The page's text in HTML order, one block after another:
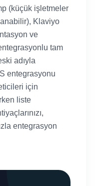
(küçük işletmeler
Klaviyo
ve
tam
adıyla
entegrasyonu
için
liste
entegrasyon